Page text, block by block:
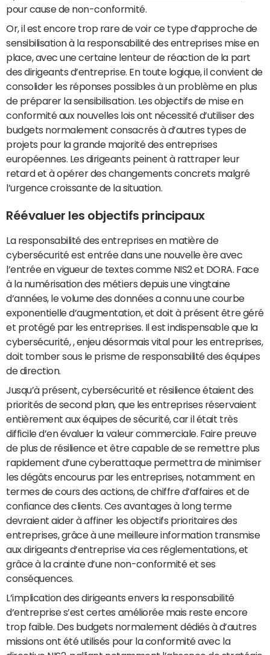
pour cause de non-conformité.
Or, il est encore trop rare de voir ce type d’approche de
sensibilisation à la responsabilité des entreprises mise en
place, avec une certaine lenteur de réaction de la part
des dirigeants d’entreprise. En toute logique, il convient de
consolider les réponses possibles à un problème en plus
de préparer la sensibilisation. Les objectifs de mise en
conformité aux nouvelles lois ont nécessité d’utiliser des
budgets normalement consacrés à d’autres types de
projets pour la grande majorité des entreprises
européennes. Les dirigeants peinent à rattraper leur
retard et à opérer des changements concrets malgré
l’urgence croissante de la situation.
Réévaluer les objectifs principaux
La responsabilité des entreprises en matière de
cybersécurité est entrée dans une nouvelle ère avec
l’entrée en vigueur de textes comme NIS2 et DORA. Face
à la numérisation des métiers depuis une vingtaine
d’années, le volume des données a connu une courbe
exponentielle d’augmentation, et doit à présent être géré
et protégé par les entreprises. Il est indispensable que la
cybersécurité, , enjeu désormais vital pour les entreprises,
doit tomber sous le prisme de responsabilité des équipes
de direction.
Jusqu’à présent, cybersécurité et résilience étaient des
priorités de second plan, que les entreprises réservaient
entièrement aux équipes de sécurité, car il était très
difficile d’en évaluer la valeur commerciale. Faire preuve
de plus de résilience et être capable de se remettre plus
rapidement d’une cyberattaque permettra de minimiser
les dégâts encourus par les entreprises, notamment en
termes de cours des actions, de chiffre d’affaires et de
confiance des clients. Ces avantages à long terme
devraient aider à affiner les objectifs prioritaires des
entreprises, grâce à une meilleure information transmise
aux dirigeants d’entreprise via ces réglementations, et
grâce à la crainte d’une non-conformité et ses
conséquences.
L’implication des dirigeants envers la responsabilité
d’entreprise s’est certes améliorée mais reste encore
trop faible. Des budgets normalement dédiés à d’autres
missions ont été utilisés pour la conformité avec la